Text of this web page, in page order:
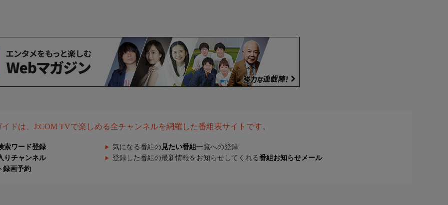
ドは、J:COM TVで楽しめる全チャンネルを網羅した番組表サイトです。
索ワード登録 気になる番組の 見たい番組 一覧への登録
りチャンネル 登録した番組の最新情報をお知らせしてくれる番組お知らせメール
録画予約